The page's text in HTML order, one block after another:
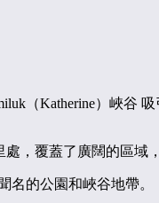
（Katherine）峽谷
，覆蓋了廣闊的區
名的公園和峽谷地帶。